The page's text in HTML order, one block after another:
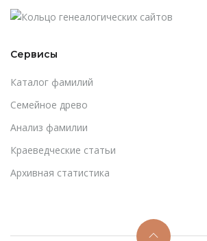
Сервисы
Каталог фамилий
Cемейное древо
Анализ фамилии
Краеведческие статьи
Архивная статистика